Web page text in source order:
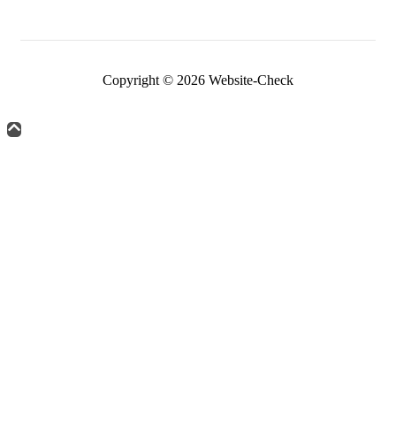
Copyright © 2026 Website-Check